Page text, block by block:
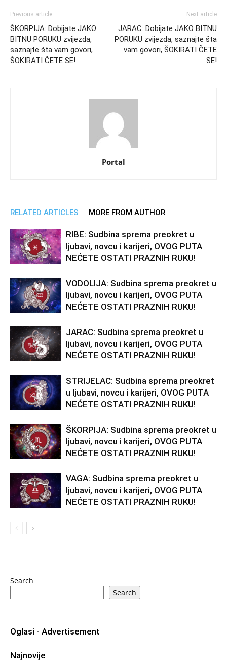
Previous article
ŠKORPIJA: Dobijate JAKO
BITNU PORUKU zvijezda,
saznajte šta vam govori,
ŠOKIRATI ČETE SE!
Next article
JARAC: Dobijate JAKO BITNU
PORUKU zvijezda, saznajte šta
vam govori, ŠOKIRATI ČETE
SE!
Portal
RELATED ARTICLES MORE FROM AUTHOR
RIBE: Sudbina sprema preokret u
ljubavi, novcu i karijeri, OVOG PUTA
NEĆETE OSTATI PRAZNIH RUKU!
VODOLIJA: Sudbina sprema preokret u
ljubavi, novcu i karijeri, OVOG PUTA
NEĆETE OSTATI PRAZNIH RUKU!
JARAC: Sudbina sprema preokret u
ljubavi, novcu i karijeri, OVOG PUTA
NEĆETE OSTATI PRAZNIH RUKU!
STRIJELAC: Sudbina sprema preokret
u ljubavi, novcu i karijeri, OVOG PUTA
NEĆETE OSTATI PRAZNIH RUKU!
ŠKORPIJA: Sudbina sprema preokret u
ljubavi, novcu i karijeri, OVOG PUTA
NEĆETE OSTATI PRAZNIH RUKU!
VAGA: Sudbina sprema preokret u
ljubavi, novcu i karijeri, OVOG PUTA
NEĆETE OSTATI PRAZNIH RUKU!
Search
Search
Oglasi - Advertisement
Najnovije